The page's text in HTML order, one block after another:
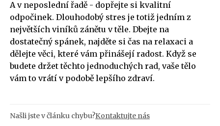
A v neposlední řadě - dopřejte si kvalitní
odpočinek. Dlouhodobý stres je totiž jedním z
největších viníků zánětu v těle. Dbejte na
dostatečný spánek, najděte si čas na relaxaci a
dělejte věci, které vám přinášejí radost. Když se
budete držet těchto jednoduchých rad, vaše tělo
vám to vrátí v podobě lepšího zdraví.
Našli jste v článku chybu?Kontaktujte nás